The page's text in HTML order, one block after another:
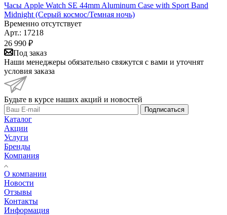
Часы Apple Watch SE 44mm Aluminum Case with Sport Band
Midnight (Серый космос/Темная ночь)
Временно отсутствует
Арт.: 17218
26 990 ₽
Под заказ
Наши менеджеры обязательно свяжутся с вами и уточнят
условия заказа
Будьте в курсе наших акций и новостей
Подписаться
Каталог
Акции
Услуги
Бренды
Компания
О компании
Новости
Отзывы
Контакты
Информация